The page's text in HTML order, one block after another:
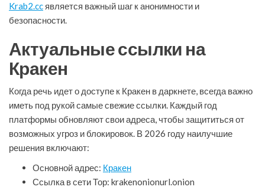
Krab2.ccявляется важный шаг к анонимности и
безопасности.
Актуальные ссылки на
Кракен
Когда речь идет о доступе к Кракен в даркнете, всегда важно
иметь под рукой самые свежие ссылки. Каждый год
платформы обновляют свои адреса, чтобы защититься от
возможных угроз и блокировок. В 2026 году наилучшие
решения включают:
Основной адрес: Кракен
Ссылка в сети Тор: krakenonionurl.onion